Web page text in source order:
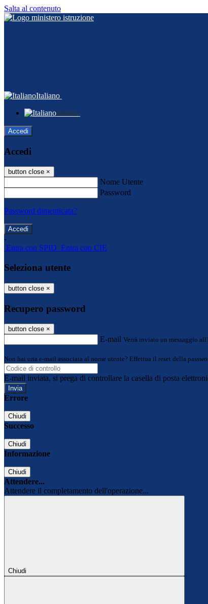
Salta al contenuto
Italiano
Italiano
Accedi
Accedi
button close ×
Nome Utente
Password
Password dimenticata?
-
Entra con SPID Entra con CIE
Seleziona utente
button close ×
Recupero password
button close ×
E-mail Verrà inviato un messaggio
Non hai una e-mail associata al nome utente? Effettua il reset della
E-mail inviata, si prega di controllare la casella di posta
Errore
Chiudi
Successo
Chiudi
Informazione
Chiudi
Attendere...
Attendere il completamento dell'operazione...
Chiudi